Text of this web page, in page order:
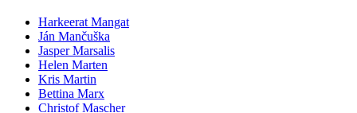
Harkeerat Mangat
Ján Mančuška
Jasper Marsalis
Helen Marten
Kris Martin
Bettina Marx
Christof Mascher